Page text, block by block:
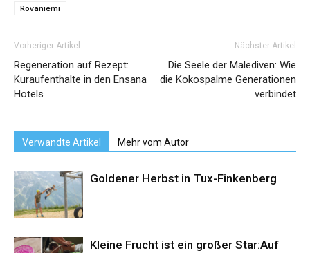
Rovaniemi
Vorheriger Artikel
Regeneration auf Rezept:
Kuraufenthalte in den Ensana
Hotels
Nächster Artikel
Die Seele der Malediven: Wie
die Kokospalme Generationen
verbindet
Verwandte Artikel Mehr vom Autor
Goldener Herbst in Tux-Finkenberg
Kleine Frucht ist ein großer Star:Auf